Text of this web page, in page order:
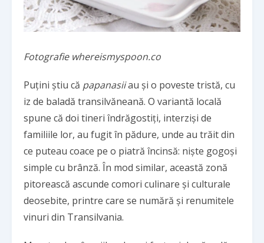
Fotografie whereismyspoon.co
Puțini știu că papanasiiau și o poveste tristă, cu
iz de baladă transilvăneană. O variantă locală
spune că doi tineri îndrăgostiți, interziși de
familiile lor, au fugit în pădure, unde au trăit din
ce puteau coace pe o piatră încinsă: niște gogoși
simple cu brânză. În mod similar, această zonă
pitorească ascunde comori culinare și culturale
deosebite, printre care se numără și renumitele
vinuri din Transilvania.